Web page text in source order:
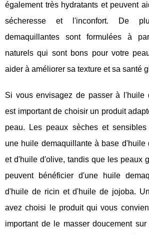
également très hydratants et peuvent
sécheresse et l'inconfort. De
demaquillantes sont formulées à
naturels qui sont bons pour votre
aider à améliorer sa texture et sa santé
Si vous envisagez de passer à l'huile
est important de choisir un produit
peau. Les peaux sèches et sensibles
une huile demaquillante à base d'huile
et d'huile d'olive, tandis que les peaux
peuvent bénéficier d'une huile
d'huile de ricin et d'huile de jojoba.
avez choisi le produit qui vous
important de le masser doucement